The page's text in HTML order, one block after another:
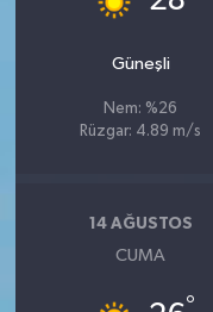
Güneşli
Nem: %26
Rüzgar: 4.89 m/s
14 AĞUSTOS
CUMA
°